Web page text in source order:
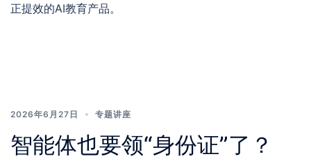
正提效的AI教育产品。
2026年6月27日 专题讲座
智能体也要领“身份证”了？